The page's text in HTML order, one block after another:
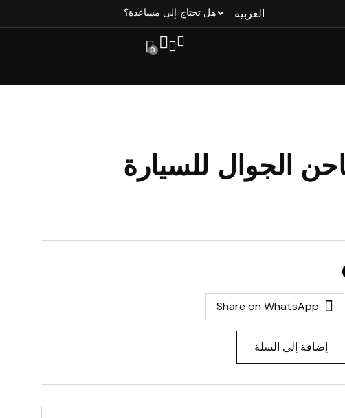
هل تحتاج إلى مساعدة؟
0
الجوال للسيارة
إضافة إلى السلة
Share on WhatsApp